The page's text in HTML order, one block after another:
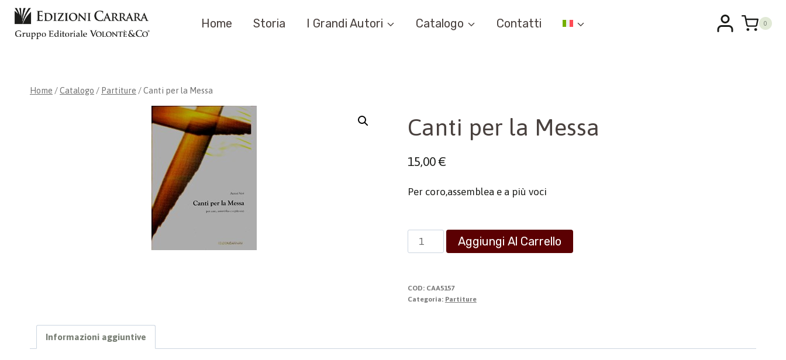
Salta
contenuto
Home Storia I Grandi Autori Catalogo Contatti 0
Home /Catalogo / Partiture /Canti per la Messa
Canti per la Messa
15,00€
Per coro,assemblea e a più voci
Canti
per
Messa
quantità
Aggiungi Al Carrello
COD: CAA5157
Categoria: Partiture
Informazioni aggiuntive